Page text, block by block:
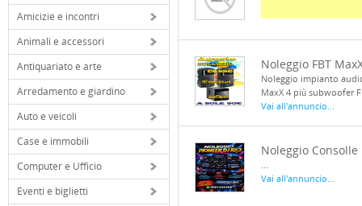
Amicizie e incontri
Animali e accessori
Antiquariato e arte
Arredamento e giardino
Auto e veicoli
Case e immobili
Computer e Ufficio
Eventi e biglietti
Noleggio FBT
Noleggio impianto
MaxX 4 più subwoofer
Vai all'annuncio...
Noleggio Consolle
...
Vai all'annuncio...